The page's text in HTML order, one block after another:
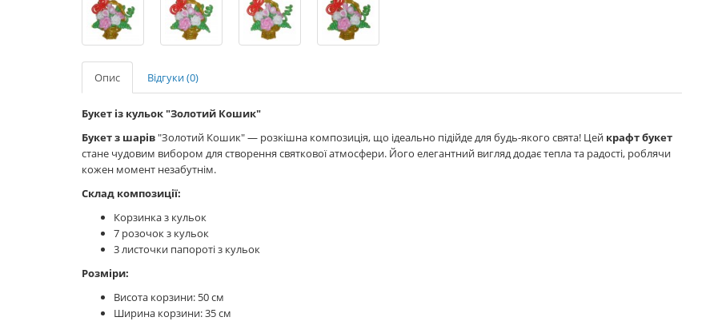
Опис Відгуки (0)
Букет із кульок "Золотий Кошик"
Букет з шарів"Золотий Кошик" — розкішна композиція, що ідеально підійде для будь-якого свята! Цей крафт букет
стане чудовим вибором для створення святкової атмосфери. Його елегантний вигляд додає тепла та радості, роблячи
кожен момент незабутнім.
Склад композиції:
Корзинка з кульок
7 розочок з кульок
3 листочки папороті з кульок
Розміри:
Висота корзини: 50 см
Ширина корзини: 35 см